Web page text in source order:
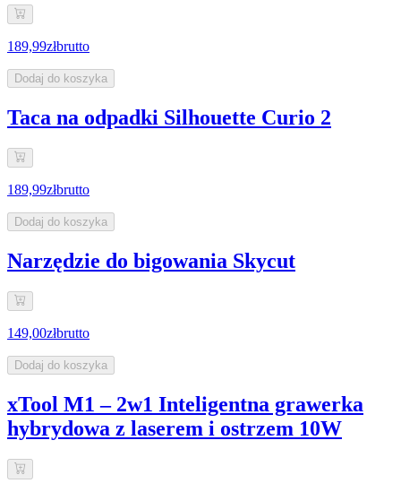
189,99złbrutto
Dodaj do koszyka
Taca na odpadki Silhouette Curio 2
189,99złbrutto
Dodaj do koszyka
Narzędzie do bigowania Skycut
149,00złbrutto
Dodaj do koszyka
xTool M1 – 2w1 Inteligentna grawerka
hybrydowa z laserem i ostrzem 10W